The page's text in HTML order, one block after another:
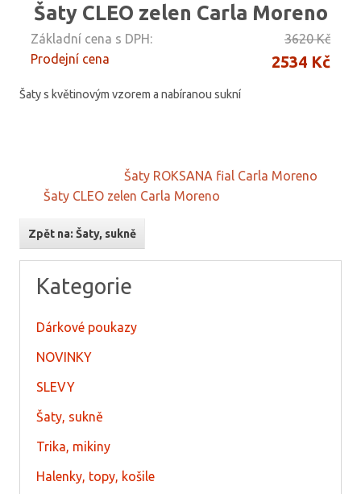
Šaty CLEO zelen Carla Moreno
Základní cena s DPH:
3620 Kč
Prodejní cena
2534 Kč
Šaty s květinovým vzorem a nabíranou sukní
Šaty ROKSANA fial Carla Moreno
Šaty CLEO zelen Carla Moreno
Zpět na: Šaty, sukně
Kategorie
Dárkové poukazy
NOVINKY
SLEVY
Šaty, sukně
Trika, mikiny
Halenky, topy, košile